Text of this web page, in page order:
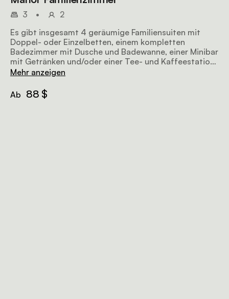
3 •
2
Es gibt insgesamt 4 geräumige Familiensuiten mit
Doppel- oder Einzelbetten, einem kompletten
Badezimmer mit Dusche und Badewanne, einer Minibar
mit Getränken und/oder einer Tee- und Kaffeestation
sowie einer privaten Terrasse mit Blick auf die
Mehr anzeigen
Ab 88 $